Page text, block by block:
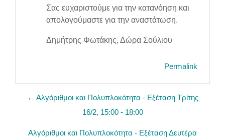
Σας ευχαριστούμε για την κατανόηση και
απολογούμαστε για την αναστάτωση.
Δημήτρης Φωτάκης, Δώρα Σούλιου
Permalink
← Αλγόριθμοι και Πολυπλοκότητα - Εξέταση Τρίτης
16/2, 15:00 - 18:00
Αλγόριθμοι και Πολυπλοκότητα - Εξέταση Δευτέρα